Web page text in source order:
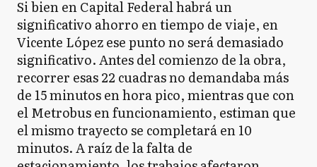
Si bien en Capital Federal habrá un
significativo ahorro en tiempo de viaje, en
Vicente López ese punto no será demasiado
significativo. Antes del comienzo de la obra,
recorrer esas 22 cuadras no demandaba más
de 15 minutos en hora pico, mientras que con
el Metrobus en funcionamiento, estiman que
el mismo trayecto se completará en 10
minutos. A raíz de la falta de